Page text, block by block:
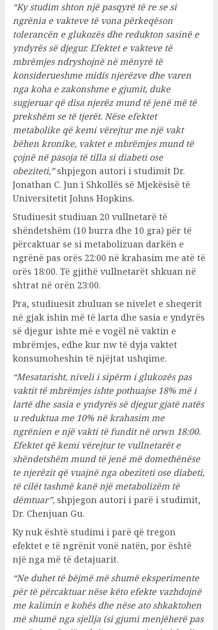
“Ky studim shton një pasqyrë të re se si
ngrënia e vakteve të vona përkeqëson
tolerancën e glukozës dhe redukton sasinë e
yndyrës së djegur. Efektet e vakteve të
mbrëmjes ndryshojnë në mënyrë të
konsiderueshme midis njerëzve dhe varen
nga koha e zakonshme e gjumit, duke
sugjeruar që disa njerëz mund të jenë më të
prekshëm se të tjerët. Nëse efektet
metabolike që kemi vërejtur me një vakt
bëhen kronike, vaktet e mbrëmjes mund të
çojnë në pasoja të tilla si diabeti ose
obeziteti,”shpjegon autori i studimit Dr.
Jonathan C. Jun i Shkollës së Mjekësisë të
Universitetit Johns Hopkins.
Studiuesit studiuan 20 vullnetarë të
shëndetshëm (10 burra dhe 10 gra) për të
përcaktuar se si metabolizuan darkën e
ngrënë pas orës 22:00 në krahasim me atë të
orës 18:00. Të gjithë vullnetarët shkuan në
shtrat në orën 23:00.
Pra, studiuesit zbuluan se nivelet e sheqerit
në gjak ishin më të larta dhe sasia e yndyrës
së djegur ishte më e vogël në vaktin e
mbrëmjes, edhe kur nw të dyja vaktet
konsumoheshin të njëjtat ushqime.
“Mesatarisht, niveli i sipërm i glukozës pas
vaktit të mbrëmjes ishte pothuajse 18% më i
lartë dhe sasia e yndyrës së djegur gjatë natës
u reduktua me 10% në krahasim me
ngrënien e një vakti të fundit në orwn 18:00.
Efektet që kemi vërejtur te vullnetarët e
shëndetshëm mund të jenë më domethënëse
te njerëzit që vuajnë nga obeziteti ose diabeti,
të cilët tashmë kanë një metabolizëm të
dëmtuar”, shpjegon autori i parë i studimit,
Dr. Chenjuan Gu.
Ky nuk është studimi i parë që tregon
efektet e të ngrënit vonë natën, por është
një nga më të detajuarit.
“Ne duhet të bëjmë më shumë eksperimente
për të përcaktuar nëse këto efekte vazhdojnë
me kalimin e kohës dhe nëse ato shkaktohen
më shumë nga sjellja (si gjumi menjëherë pas